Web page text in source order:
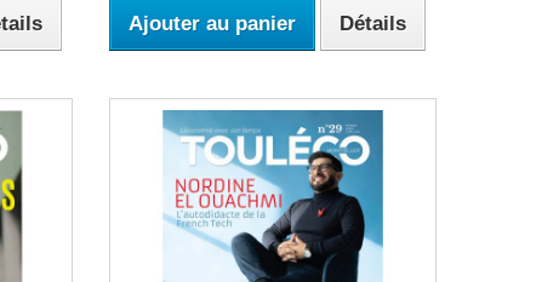
Ajouter au panier Détails